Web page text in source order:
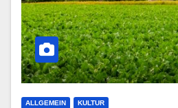
ALLGEMEIN KULTUR